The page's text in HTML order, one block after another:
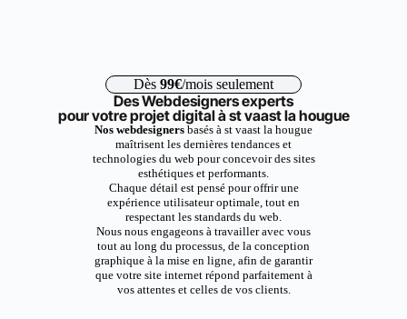
Dès 99€/mois seulement
Des Webdesigners experts
pour votre projet digital à st vaast la hougue
Nos webdesigners basés à st vaast la hougue
maîtrisent les dernières tendances et
technologies du web pour concevoir des sites
esthétiques et performants.
Chaque détail est pensé pour offrir une
expérience utilisateur optimale, tout en
respectant les standards du web.
Nous nous engageons à travailler avec vous
tout au long du processus, de la conception
graphique à la mise en ligne, afin de garantir
que votre site internet répond parfaitement à
vos attentes et celles de vos clients.